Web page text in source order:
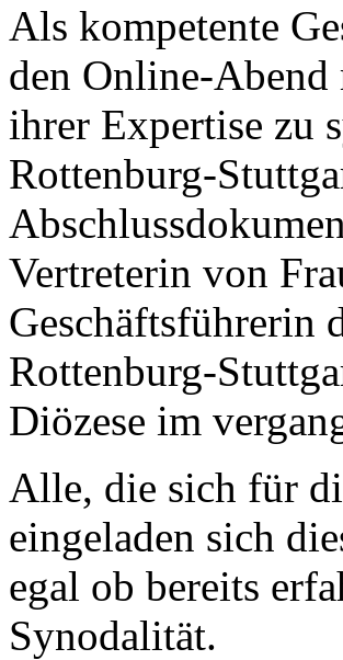
Als kompetente
den Online-Abend
ihrer Expertise zu
Rottenburg-
Vertreterin von
Geschäftsführerin
Rottenburg-
Diözese im
Alle, die sich für
eingeladen sich
egal ob bereits
Synodalität.